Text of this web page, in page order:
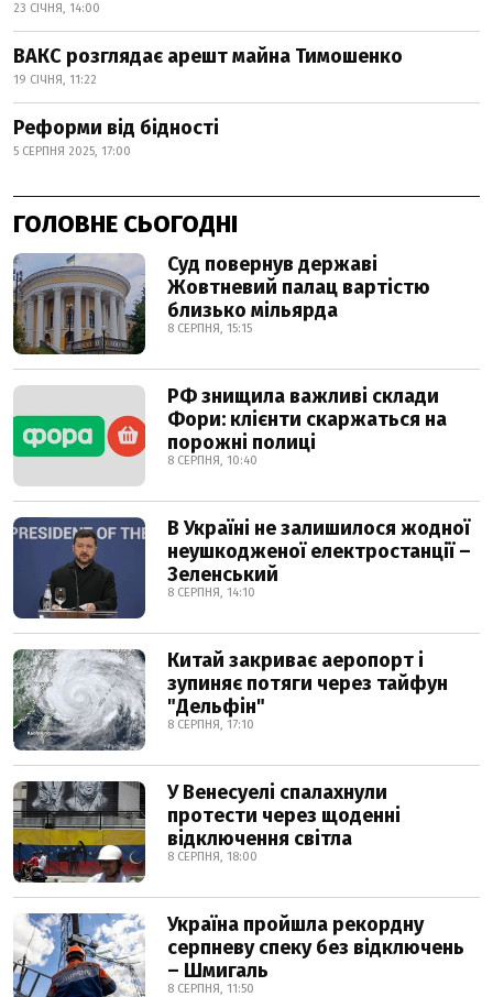
23 СІЧНЯ, 14:00
ВАКС розглядає арешт майна Тимошенко
19 СІЧНЯ, 11:22
Реформи від бідності
5 СЕРПНЯ 2025, 17:00
ГОЛОВНЕ СЬОГОДНІ
Суд повернув державі
Жовтневий палац вартістю
близько мільярда
8 СЕРПНЯ, 15:15
РФ знищила важливі склади
Фори: клієнти скаржаться на
порожні полиці
8 СЕРПНЯ, 10:40
В Україні не залишилося жодної
неушкодженої електростанції –
Зеленський
8 СЕРПНЯ, 14:10
Китай закриває аеропорт і
зупиняє потяги через тайфун
"Дельфін"
8 СЕРПНЯ, 17:10
У Венесуелі спалахнули
протести через щоденні
відключення світла
8 СЕРПНЯ, 18:00
Україна пройшла рекордну
серпневу спеку без відключень
– Шмигаль
8 СЕРПНЯ, 11:50